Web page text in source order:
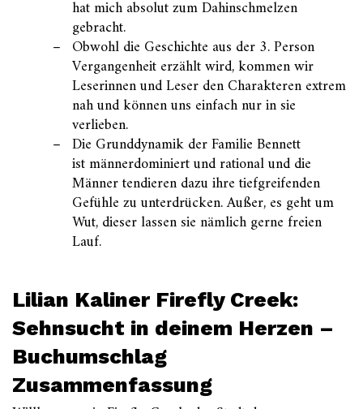
hat mich absolut zum Dahinschmelzen
gebracht.
Obwohl die Geschichte aus der 3. Person
Vergangenheit erzählt wird, kommen wir
Leserinnen und Leser den Charakteren extrem
nah und können uns einfach nur in sie
verlieben.
Die Grunddynamik der Familie Bennett
ist männerdominiert und rational und die
Männer tendieren dazu ihre tiefgreifenden
Gefühle zu unterdrücken. Außer, es geht um
Wut, dieser lassen sie nämlich gerne freien
Lauf.
Lilian Kaliner Firefly Creek:
Sehnsucht in deinem Herzen –
Buchumschlag
Zusammenfassung